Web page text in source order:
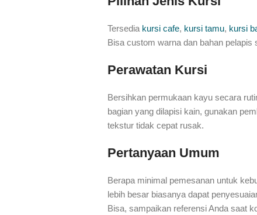
Tersedia kursi cafe, kursi tamu, kursi
Bisa custom warna dan bahan pelapis
Perawatan Kursi
Bersihkan permukaan kayu secara
bagian yang dilapisi kain, gunakan
tekstur tidak cepat rusak.
Pertanyaan Umum
Berapa minimal pemesanan untuk
lebih besar biasanya dapat
Bisa, sampaikan referensi Anda saat